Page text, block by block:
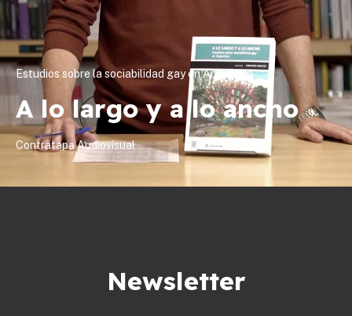
Estudios sobre la sociabilidad gay en Argentina
A lo largo y a lo ancho
Contratapa Audiovisual
Newsletter